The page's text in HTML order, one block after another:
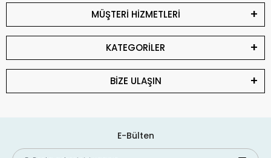
MÜŞTERİ HİZMETLERİ
KATEGORİLER
BİZE ULAŞIN
E-Bülten